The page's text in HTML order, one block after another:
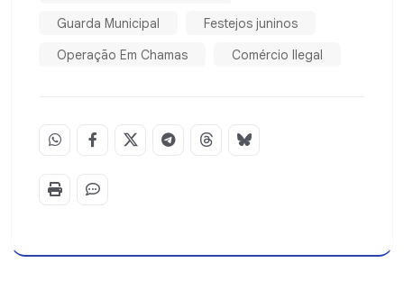
Guarda Municipal
Festejos juninos
Operação Em Chamas
Comércio Ilegal